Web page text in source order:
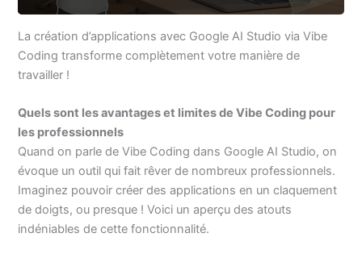
La création d’applications avec Google AI Studio via Vibe
Coding transforme complètement votre manière de
travailler !
Quels sont les avantages et limites de Vibe Coding pour
les professionnels
Quand on parle de Vibe Coding dans Google AI Studio, on
évoque un outil qui fait rêver de nombreux professionnels.
Imaginez pouvoir créer des applications en un claquement
de doigts, ou presque ! Voici un aperçu des atouts
indéniables de cette fonctionnalité.